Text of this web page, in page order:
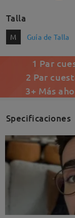
Talla
M Guía de Talla
1 Par
2 Par
3+ Más
Specificaciones